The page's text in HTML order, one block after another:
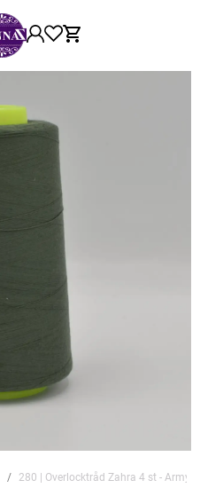
280 | Overlocktråd Zahra 4 st - Army